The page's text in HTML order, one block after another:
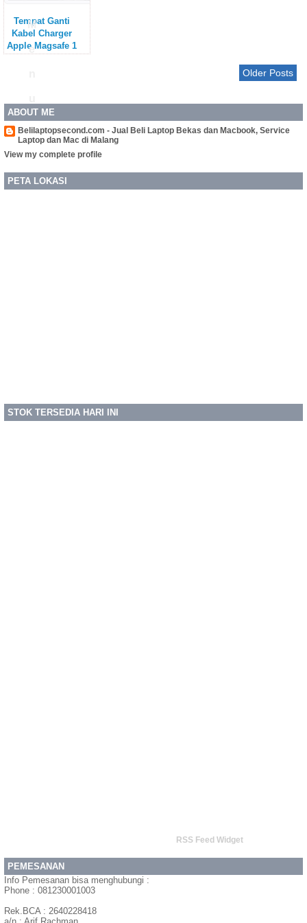
M
e
Tempat Ganti
Kabel Charger
Apple Magsafe 1
Magsafe 2 di
Apple Magsafe 1
Magsafe 2 di
MalangDi toko
kami yang berada
di Jalan Candi
Panggung No.33,
Lowokwaru, Kota
Malang, Jawa
Older Posts
ABOUT ME
Belilaptopsecond.com - Jual Beli Laptop Bekas dan Macbook, Service
Laptop dan Mac di Malang
View my complete profile
PETA LOKASI
STOK TERSEDIA HARI INI
RSS Feed Widget
PEMESANAN
Info Pemesanan bisa menghubungi :
Phone : 081230001003
Rek.BCA : 2640228418